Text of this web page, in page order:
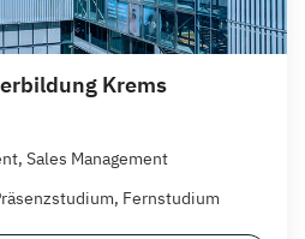
Krems
Sales Management
Fernstudium